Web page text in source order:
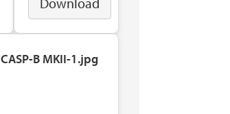
CASP-B MKII-1.jpg